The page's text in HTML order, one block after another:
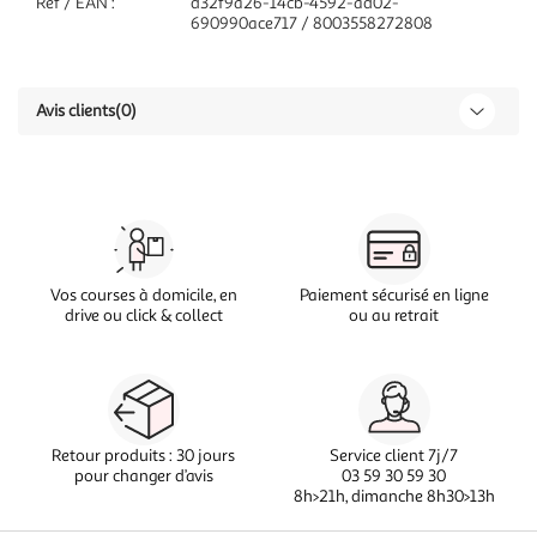
690990ace717 / 8003558272808
Avis clients(0)
Vos courses à domicile, en
drive ou click & collect
Paiement sécurisé en ligne
ou au retrait
Retour produits : 30 jours
pour changer d’avis
Service client 7j/7
03 59 30 59 30
8h>21h, dimanche 8h30>13h